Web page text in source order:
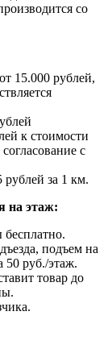
со
15.000 рублей,
к стоимости
с
рублей за 1 км.
на этаж:
подъем на
50 руб./этаж.
товар до